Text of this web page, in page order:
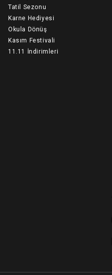
Tatil Sezonu
Karne Hediyesi
Okula Dönüş
Kasım Festivali
11.11 İndirimleri